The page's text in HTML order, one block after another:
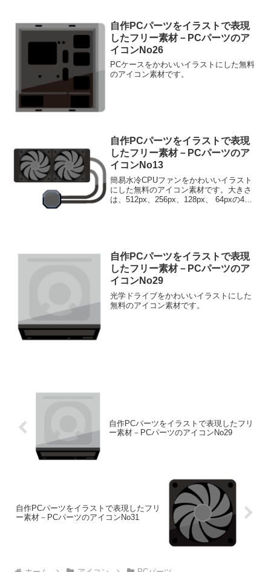
自作PCパーツをイラストで表現
したフリー素材－PCパーツのア
イコンNo26
PCケースをかわいいイラストにした無料
のアイコン素材です。
自作PCパーツをイラストで表現
したフリー素材－PCパーツのア
イコンNo13
簡易水冷CPUファンをかわいいイラスト
にした無料のアイコン素材です。大きさ
は、512px、256px、128px、 64pxの4種
自作PCパーツをイラストで表現
したフリー素材－PCパーツのア
イコンNo29
光学ドライブをかわいいイラストにした
無料のアイコン素材です。
自作PCパーツをイラストで表現したフリ
ー素材－PCパーツのアイコンNo29
自作PCパーツをイラストで表現したフリ
ー素材－PCパーツのアイコンNo31